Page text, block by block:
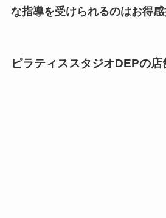
な指導を受けられるのはお得感
ピラティススタジオDEPの店